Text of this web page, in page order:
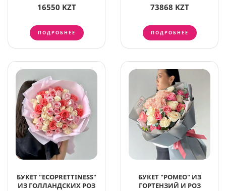
16550 KZT
ПОДРОБНЕЕ
73868 KZT
ПОДРОБНЕЕ
БУКЕТ "ECOPRETTINESS"
ИЗ ГОЛЛАНДСКИХ РОЗ
БУКЕТ "РОМЕО" ИЗ
ГОРТЕНЗИЙ И РОЗ